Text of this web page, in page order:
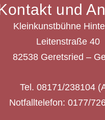
und
Kleinkunstbühne
Leitenstraße 40
82538 Geretsried –
Tel. 08171/238104
Notfalltelefon: 0177/